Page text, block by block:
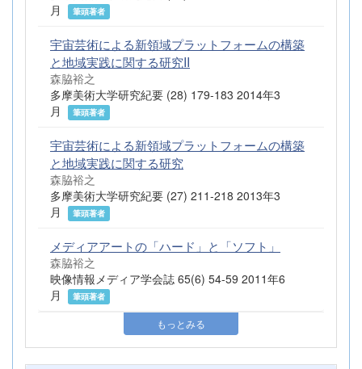
月
筆頭著者
宇宙芸術による新領域プラットフォームの構築
と地域実践に関する研究II
森脇裕之
多摩美術大学研究紀要 (28) 179-183 2014年3
月
筆頭著者
宇宙芸術による新領域プラットフォームの構築
と地域実践に関する研究
森脇裕之
多摩美術大学研究紀要 (27) 211-218 2013年3
月
筆頭著者
メディアアートの「ハード」と「ソフト」
森脇裕之
映像情報メディア学会誌 65(6) 54-59 2011年6
月
筆頭著者
もっとみる